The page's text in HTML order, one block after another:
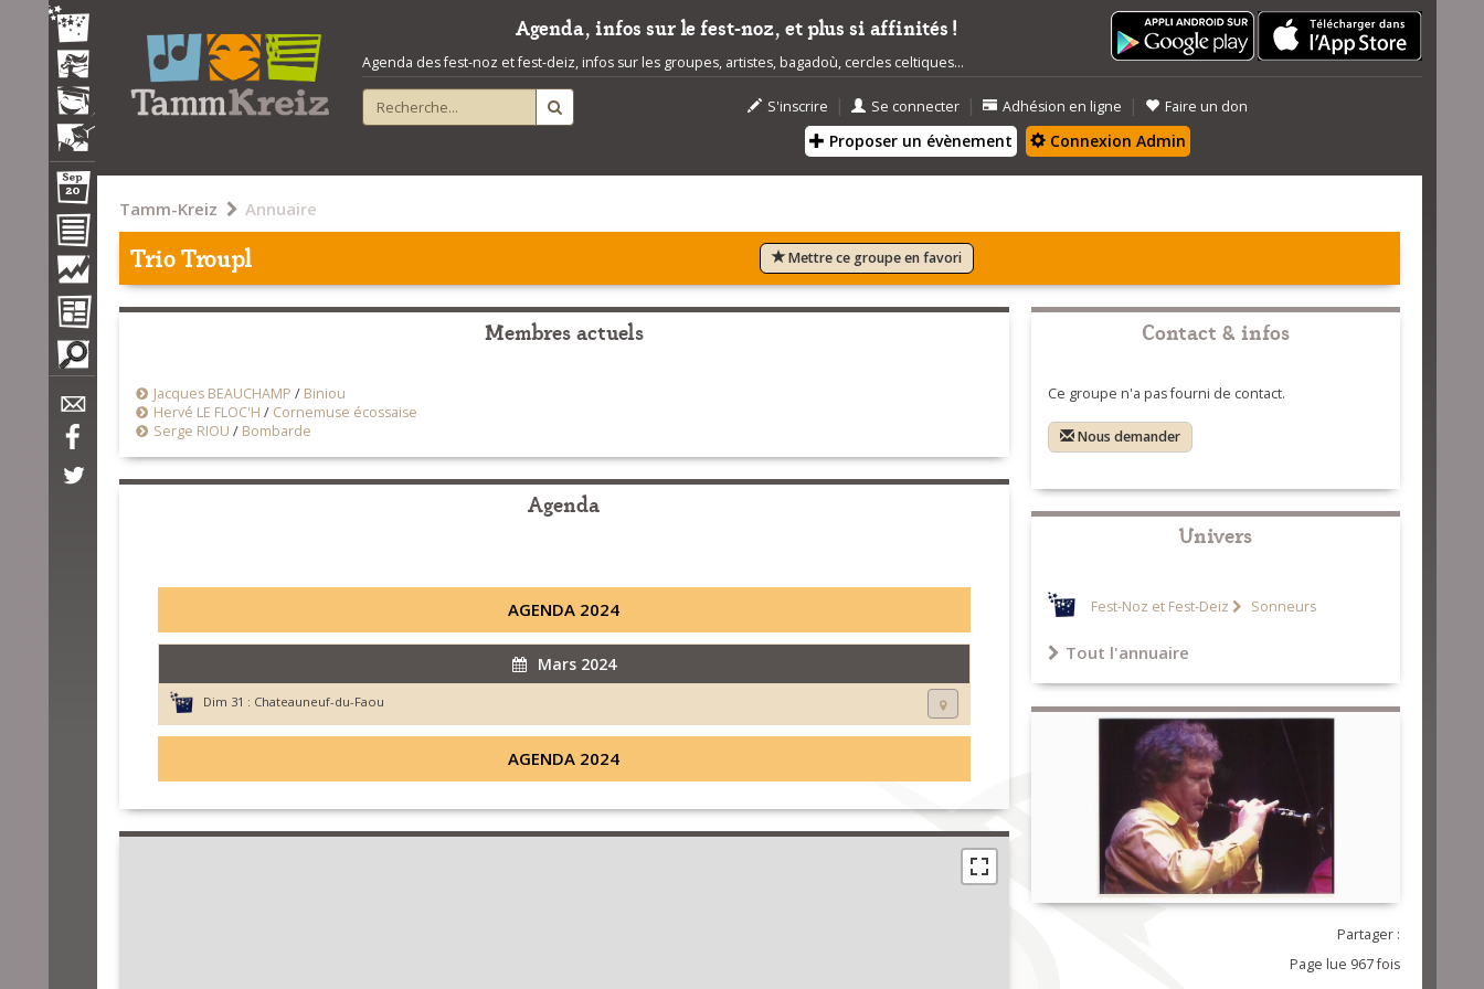
Agenda, infos sur le fest-noz, et plus si affinités !
Agenda des fest-noz et fest-deiz, infos sur les groupes, artistes, bagadoù, cercles celtiques...
S'inscrire | Se connecter | Adhésion en ligne | Faire un don
Proposer un évènement Connexion Admin
Tamm-Kreiz Annuaire
Trio Troupl Mettre ce groupe en favori
Membres actuels
Jacques BEAUCHAMP / Biniou
Hervé LE FLOC'H / Cornemuse écossaise
Serge RIOU / Bombarde
Agenda
AGENDA 2024
Mars 2024
Dim 31 : Chateauneuf-du-Faou
AGENDA 2024
Contact & infos
Ce groupe n'a pas fourni de contact.
Nous demander
Univers
Fest-Noz et Fest-Deiz Sonneurs
Tout l'annuaire
Partager :
Page lue 967 fois